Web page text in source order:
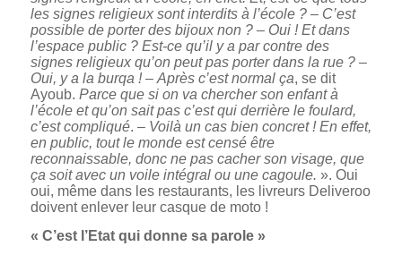
les signes religieux sont interdits à l’école ?– C’est
possible de porter des bijoux non ?– Oui ! Et dans
l’espace public ? Est-ce qu’il y a par contre des
signes religieux qu’on peut pas porter dans la rue ?–
Oui, y a la burqa !– Après c’est normal ça, se dit
Ayoub. Parce que si on va chercher son enfant à
l’école et qu’on sait pas c’est qui derrière le foulard,
c’est compliqué. – Voilà un cas bien concret ! En effet,
en public, tout le monde est censé être
reconnaissable, donc ne pas cacher son visage, que
ça soit avec un voile intégral ou une cagoule. ». Oui
oui, même dans les restaurants, les livreurs Deliveroo
doivent enlever leur casque de moto !
« C’est l’Etat qui donne sa parole »